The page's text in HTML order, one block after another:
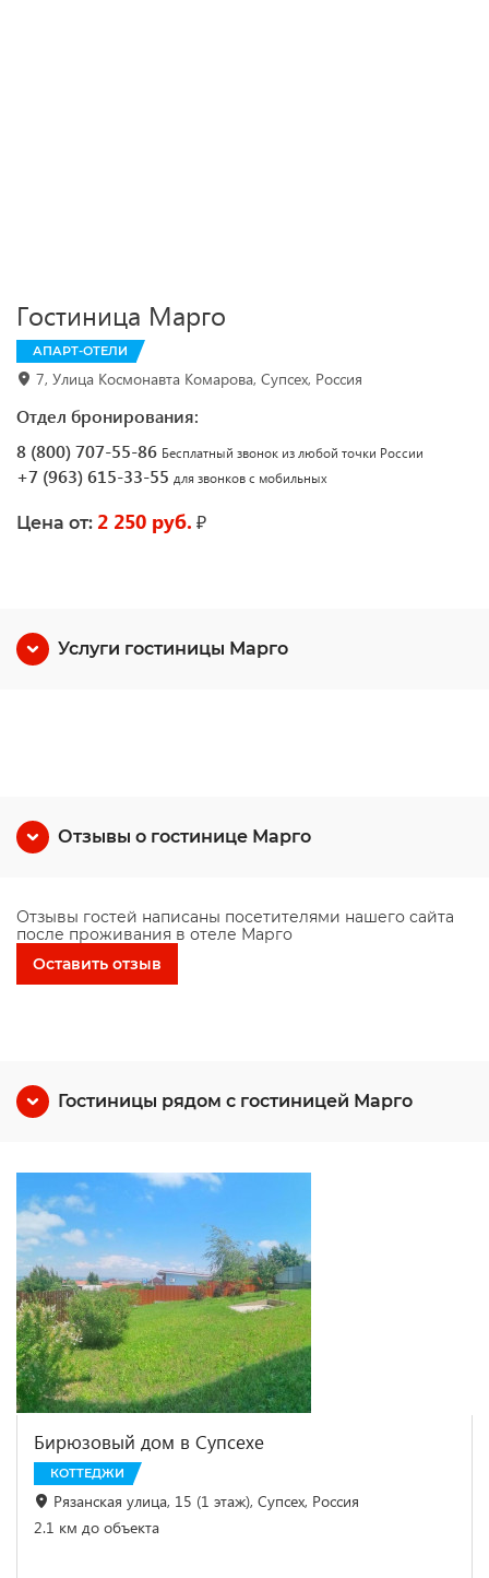
Гостиница Марго
АПАРТ-ОТЕЛИ
7, Улица Космонавта Комарова, Супсех, Россия
Отдел бронирования:
8 (800) 707-55-86 Бесплатный звонок из любой точки России
+7 (963) 615-33-55 для звонков с мобильных
Цена от: 2 250 руб. ₽
Услуги гостиницы Марго
Отзывы о гостинице Марго
Отзывы гостей написаны посетителями нашего сайта
после проживания в отеле Марго
Оставить отзыв
Гостиницы рядом с гостиницей Марго
Бирюзовый дом в Супсехе
КОТТЕДЖИ
Рязанская улица, 15 (1 этаж), Супсех, Россия
2.1 км до объекта